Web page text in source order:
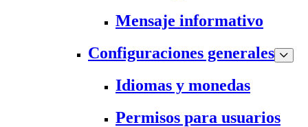
Mensaje informativo
Configuraciones generales
Idiomas y monedas
Permisos para usuarios